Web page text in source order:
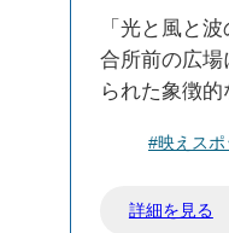
十三社神社
られる貴重
なひととき
がブイで区
されていま
黒根海岸は
した設備が
「光と風と
合所前の広
られた象徴
くの観光客
🌅 特徴と見ど
#映えスポ
詳細を見る